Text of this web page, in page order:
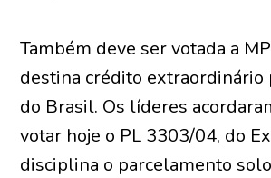
Também deve ser votada a
destina crédito extraordinário
do Brasil. Os líderes
votar hoje o PL 3303/04, do
disciplina o parcelamento